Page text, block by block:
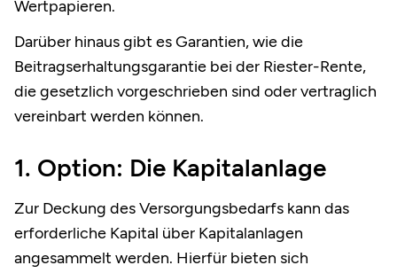
Wertpapieren.
Darüber hinaus gibt es Garantien, wie die
Beitragserhaltungsgarantie bei der Riester-Rente,
die gesetzlich vorgeschrieben sind oder vertraglich
vereinbart werden können.
1. Option: Die Kapitalanlage
Zur Deckung des Versorgungsbedarfs kann das
erforderliche Kapital über Kapitalanlagen
angesammelt werden. Hierfür bieten sich